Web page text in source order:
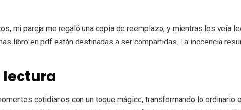
mi pareja me regaló una copia de reemplazo, y mientras los veía
libro en pdf están destinadas a ser compartidas. La inocencia
lectura
cotidianos con un toque mágico, transformando lo